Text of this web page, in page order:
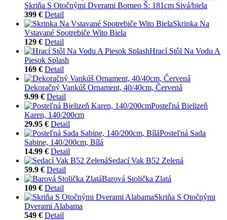
Skriňa S Otočnými Dverami Borneo Š: 181cm Sivá/biela
399 € Detail
Skrinka Na
Vstavané Spotrebiče Wito Biela
129 € Detail
Hrací Stôl Na Vodu A
Piesok Splash
169 € Detail
Dekoračný Vankúš Ornament, 40/40cm, Červená
9.99 € Detail
Posteľná Bielizeň
Karen, 140/200cm
29.95 € Detail
Posteľná Sada
Sabine, 140/200cm, Bílá
14.99 € Detail
Sedací Vak B52 Zelená
59.9 € Detail
Barová Stolička Zlatá
109 € Detail
Skriňa S Otočnými
Dverami Alabama
549 € Detail